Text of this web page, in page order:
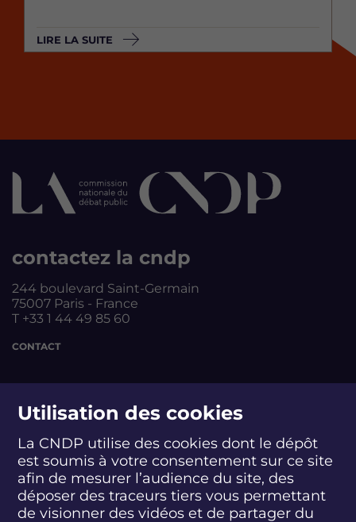
Utilisation des cookies
La CNDP utilise des cookies dont le dépôt
est soumis à votre consentement sur ce site
afin de mesurer l’audience du site, des
déposer des traceurs tiers vous permettant
de visionner des vidéos et de partager du
LIRE LA SUITE
contactez la cndp
244 boulevard Saint-Germain
75007 Paris - France
T +33 1 44 49 85 60
CONTACT
S
u
v
S
u
i
v
S
u
i
v
S
u
i
v
S
u
i
v
S
u
i
v
S
u
i
v
abonnez-vous